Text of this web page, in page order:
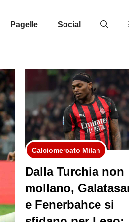
Pagelle Social
Calciomercato Milan
Dalla Turchia non
mollano,
e Fenerbahce si